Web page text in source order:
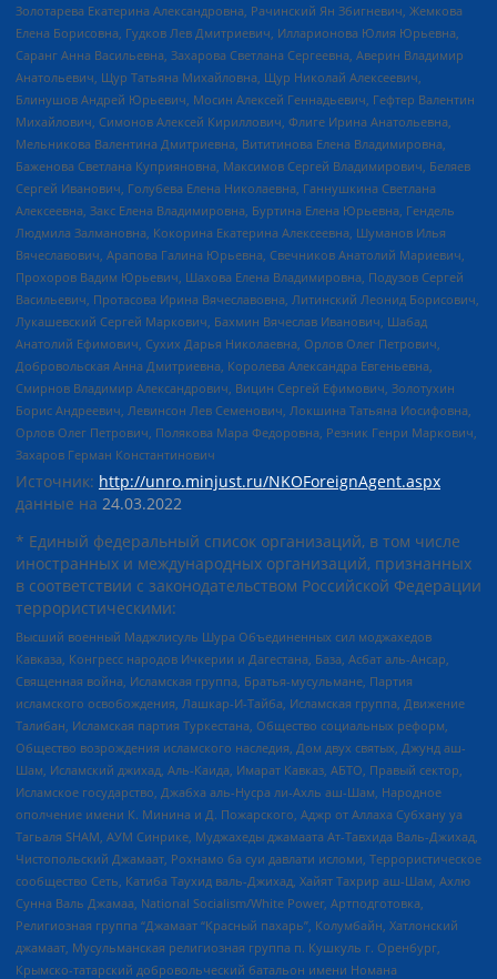
Золотарева Екатерина Александровна, Рачинский Ян Збигневич, Жемкова
Елена Борисовна, Гудков Лев Дмитриевич, Илларионова Юлия Юрьевна,
Саранг Анна Васильевна, Захарова Светлана Сергеевна, Аверин Владимир
Анатольевич, Щур Татьяна Михайловна, Щур Николай Алексеевич,
Блинушов Андрей Юрьевич, Мосин Алексей Геннадьевич, Гефтер Валентин
Михайлович, Симонов Алексей Кириллович, Флиге Ирина Анатольевна,
Мельникова Валентина Дмитриевна, Вититинова Елена Владимировна,
Баженова Светлана Куприяновна, Максимов Сергей Владимирович, Беляев
Сергей Иванович, Голубева Елена Николаевна, Ганнушкина Светлана
Алексеевна, Закс Елена Владимировна, Буртина Елена Юрьевна, Гендель
Людмила Залмановна, Кокорина Екатерина Алексеевна, Шуманов Илья
Вячеславович, Арапова Галина Юрьевна, Свечников Анатолий Мариевич,
Прохоров Вадим Юрьевич, Шахова Елена Владимировна, Подузов Сергей
Васильевич, Протасова Ирина Вячеславовна, Литинский Леонид Борисович,
Лукашевский Сергей Маркович, Бахмин Вячеслав Иванович, Шабад
Анатолий Ефимович, Сухих Дарья Николаевна, Орлов Олег Петрович,
Добровольская Анна Дмитриевна, Королева Александра Евгеньевна,
Смирнов Владимир Александрович, Вицин Сергей Ефимович, Золотухин
Борис Андреевич, Левинсон Лев Семенович, Локшина Татьяна Иосифовна,
Орлов Олег Петрович, Полякова Мара Федоровна, Резник Генри Маркович,
Захаров Герман Константинович
Источник: http://unro.minjust.ru/NKOForeignAgent.aspx
данные на 24.03.2022
* Единый федеральный список организаций, в том числе
иностранных и международных организаций, признанных
в соответствии с законодательством Российской Федерации
террористическими:
Высший военный Маджлисуль Шура Объединенных сил моджахедов
Кавказа, Конгресс народов Ичкерии и Дагестана, База, Асбат аль-Ансар,
Священная война, Исламская группа, Братья-мусульмане, Партия
исламского освобождения, Лашкар-И-Тайба, Исламская группа, Движение
Талибан, Исламская партия Туркестана, Общество социальных реформ,
Общество возрождения исламского наследия, Дом двух святых, Джунд аш-
Шам, Исламский джихад, Аль-Каида, Имарат Кавказ, АБТО, Правый сектор,
Исламское государство, Джабха аль-Нусра ли-Ахль аш-Шам, Народное
ополчение имени К. Минина и Д. Пожарского, Аджр от Аллаха Субхану уа
Тагьаля SHAM, АУМ Синрике, Муджахеды джамаата Ат-Тавхида Валь-Джихад,
Чистопольский Джамаат, Рохнамо ба суи давлати исломи, Террористическое
сообщество Сеть, Катиба Таухид валь-Джихад, Хайят Тахрир аш-Шам, Ахлю
Сунна Валь Джамаа, National Socialism/White Power, Артподготовка,
Религиозная группа “Джамаат “Красный пахарь”, Колумбайн, Хатлонский
джамаат, Мусульманская религиозная группа п. Кушкуль г. Оренбург,
Крымско-татарский добровольческий батальон имени Номана